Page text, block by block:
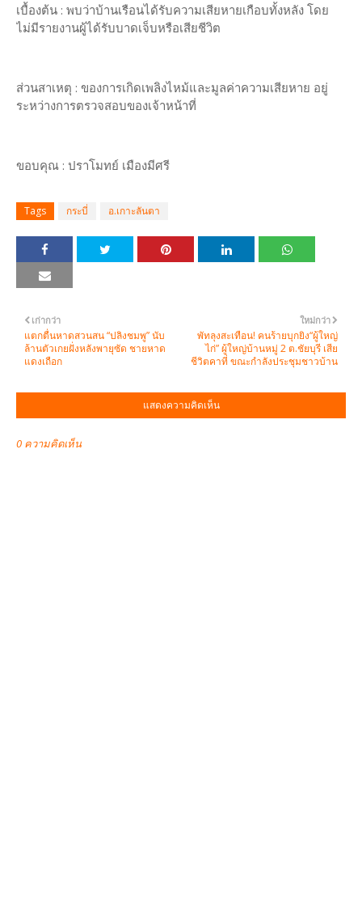
เบื้องต้น : พบว่าบ้านเรือนได้รับความเสียหายเกือบทั้งหลัง โดย
ไม่มีรายงานผู้ได้รับบาดเจ็บหรือเสียชีวิต
ส่วนสาเหตุ : ของการเกิดเพลิงไหม้และมูลค่าความเสียหาย อยู่
ระหว่างการตรวจสอบของเจ้าหน้าที่
ขอบคุณ : ปราโมทย์ เมืองมีศรี
Tags กระบี่ อ.เกาะลันตา
ใหม่กว่า
พัทลุงสะเทือน! คนร้ายบุกยิง“ผู้ใหญ่
ไก่” ผู้ใหญ่บ้านหมู่ 2 ต.ชัยบุรี เสีย
ชีวิตคาที่ ขณะกำลังประชุมชาวบ้าน
เก่ากว่า
แตกตื่นหาดสวนสน “ปลิงชมพู” นับ
ล้านตัวเกยฝั่งหลังพายุซัด ชายหาด
แดงเถือก
แสดงความคิดเห็น
0 ความคิดเห็น